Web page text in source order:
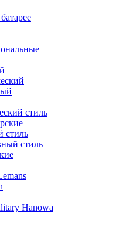
стиль
стиль
стиль
Hanowa